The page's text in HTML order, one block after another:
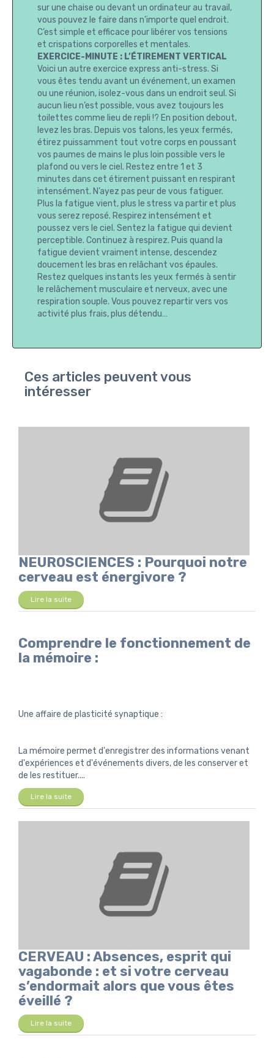
sur une chaise ou devant un ordinateur au travail,
vous pouvez le faire dans n’importe quel endroit.
C’est simple et efficace pour libérer vos tensions
et crispations corporelles et mentales.
EXERCICE-MINUTE : L’ÉTIREMENT VERTICAL
Voici un autre exercice express anti-stress. Si
vous êtes tendu avant un événement, un examen
ou une réunion, isolez-vous dans un endroit seul. Si
aucun lieu n’est possible, vous avez toujours les
toilettes comme lieu de repli !? En position debout,
levez les bras. Depuis vos talons, les yeux fermés,
étirez puissamment tout votre corps en poussant
vos paumes de mains le plus loin possible vers le
plafond ou vers le ciel. Restez entre 1 et 3
minutes dans cet étirement puissant en respirant
intensément. N’ayez pas peur de vous fatiguer.
Plus la fatigue vient, plus le stress va partir et plus
vous serez reposé. Respirez intensément et
poussez vers le ciel. Sentez la fatigue qui devient
perceptible. Continuez à respirez. Puis quand la
fatigue devient vraiment intense, descendez
doucement les bras en relâchant vos épaules.
Restez quelques instants les yeux fermés à sentir
le relâchement musculaire et nerveux, avec une
respiration souple. Vous pouvez repartir vers vos
activité plus frais, plus détendu…
Ces articles peuvent vous
intéresser
NEUROSCIENCES : Pourquoi notre
cerveau est énergivore ?
Lire la suite
Comprendre le fonctionnement de
la mémoire :
Une affaire de plasticité synaptique :
La mémoire permet d'enregistrer des informations venant
d'expériences et d'événements divers, de les conserver et
de les restituer....
Lire la suite
CERVEAU : Absences, esprit qui
vagabonde : et si votre cerveau
s’endormait alors que vous êtes
éveillé ?
Lire la suite